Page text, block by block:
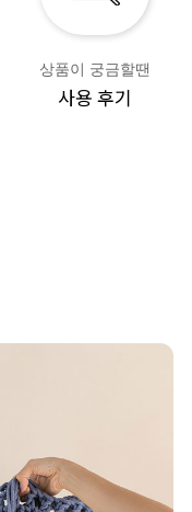
상품이 궁금할땐
사용 후기